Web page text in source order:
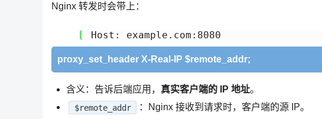
Nginx 转发时会带上：
proxy_set_header X-Real-IP $remote_addr;
含义：告诉后端应用， 真实客户端的 IP 地址。
$remote_addr
：Nginx 接收到请求时，客户端的源 IP。